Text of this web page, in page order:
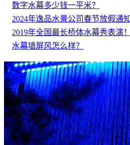
数字水幕多少钱一平米？
2024年逸品水景公司春节放假通知
2019年全国最长桥体水幕秀表演！
水幕墙屏风怎么样？